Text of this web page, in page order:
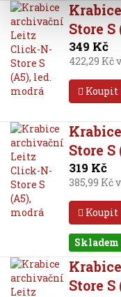
Store
349 Kč
422,29 Kč
Koupit
Store
319 Kč
385,99 Kč
Koupit
Skladem
Store